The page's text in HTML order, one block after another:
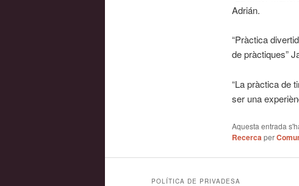
Adrián.
“Pràctica
de pràctiques”
“La pràctica de
ser una
Aquesta entrada
Recercaper
POLÍTICA DE PRIVADESA